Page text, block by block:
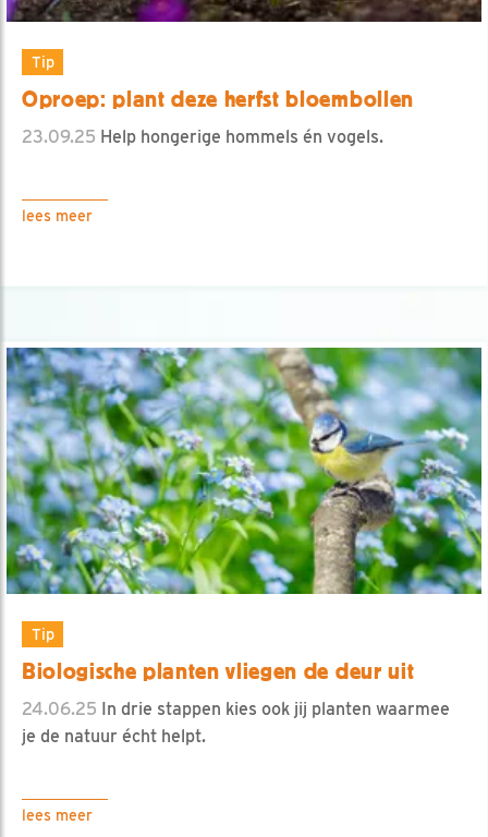
Tip
Oproep: plant deze herfst bloembollen
23.09.25 Help hongerige hommels én vogels.
lees meer
Tip
Biologische planten vliegen de deur uit
24.06.25 In drie stappen kies ook jij planten waarmee
je de natuur écht helpt.
lees meer